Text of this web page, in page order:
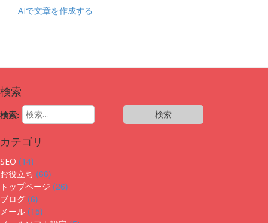
AIで文章を作成する
検索
検索:
カテゴリ
SEO (14)
お役立ち (66)
トップページ (26)
ブログ (6)
メール (15)